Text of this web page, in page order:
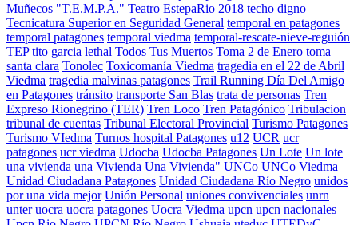
Muñecos "T.E.M.P.A." Teatro EstepaRio 2018 techo digno
Tecnicatura Superior en Seguridad General temporal en patagones
temporal patagones temporal viedma temporal-rescate-nieve-reguión
TEP tito garcia lethal Todos Tus Muertos Toma 2 de Enero toma
santa clara Tonolec Toxicomanía Viedma tragedia en el 22 de Abril
Viedma tragedia malvinas patagones Trail Running Día Del Amigo
en Patagones tránsito transporte San Blas trata de personas Tren
Expreso Rionegrino (TER) Tren Loco Tren Patagónico Tribulacion
tribunal de cuentas Tribunal Electoral Provincial Turismo Patagones
Turismo VIedma Turnos hospital Patagones u12 UCR ucr
patagones ucr viedma Udocba Udocba Patagones Un Lote Un lote
una vivienda una Vivienda Una Vivienda" UNCo UNCo Viedma
Unidad Ciudadana Patagones Unidad Ciudadana Río Negro unidos
por una vida mejor Unión Personal uniones convivenciales unrn
unter uocra uocra patagones Uocra Viedma upcn upcn nacionales